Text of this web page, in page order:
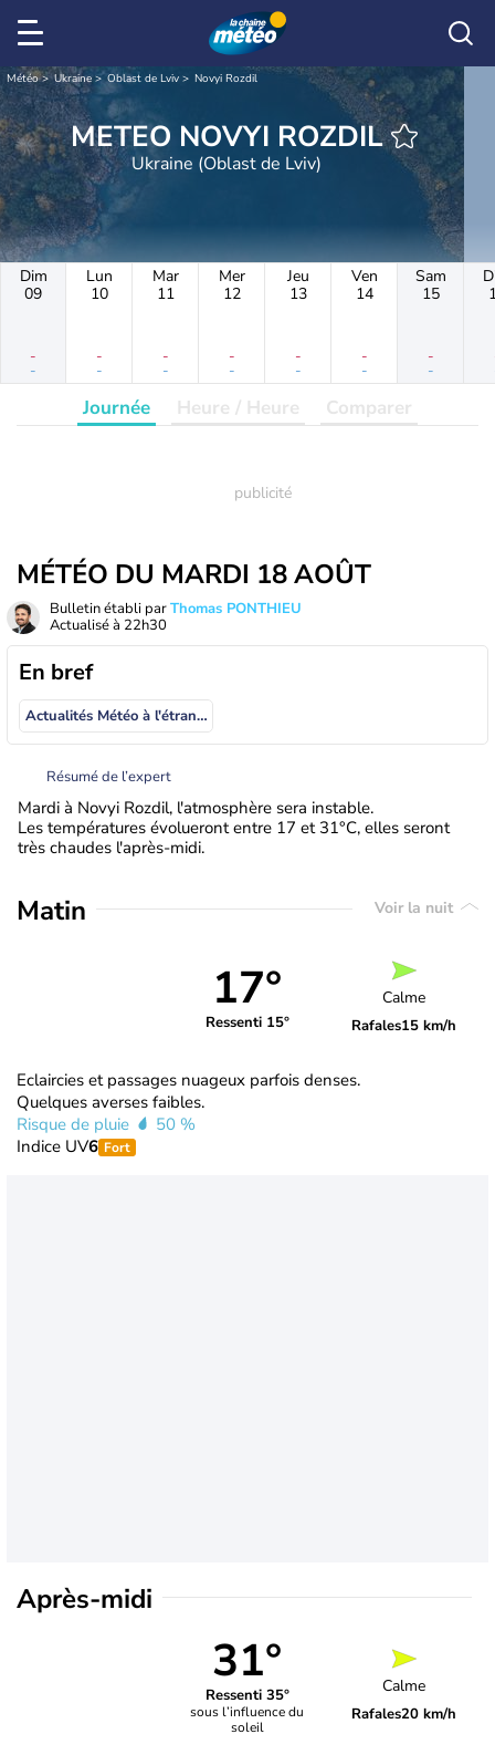
Météo Ukraine Oblast de Lviv Novyi Rozdil
METEO NOVYI ROZDIL
Ukraine (Oblast de Lviv)
Dim
09
-
-
Lun
10
-
-
Mar
11
-
-
Mer
12
-
-
Jeu
13
-
-
Ven
14
-
-
Sam
15
-
-
Journée Heure / Heure Comparer
MÉTÉO DU MARDI 18 AOÛT
Bulletin établi parThomas PONTHIEU
Actualisé à 22h30
En bref
Actualités Météo à l'étranger
Résumé de l’expert
Mardi à Novyi Rozdil, l'atmosphère sera instable.
Les températures évolueront entre 17 et 31°C, elles seront
très chaudes l'après-midi.
Matin Voir la nuit
17°
Ressenti 15°
Calme
Rafales15 km/h
Eclaircies et passages nuageux parfois denses.
Quelques averses faibles.
Risque de pluie
50 %
Indice UV6 Fort
Après-midi
31°
Ressenti 35°
sous l’influence du
soleil
Calme
Rafales20 km/h